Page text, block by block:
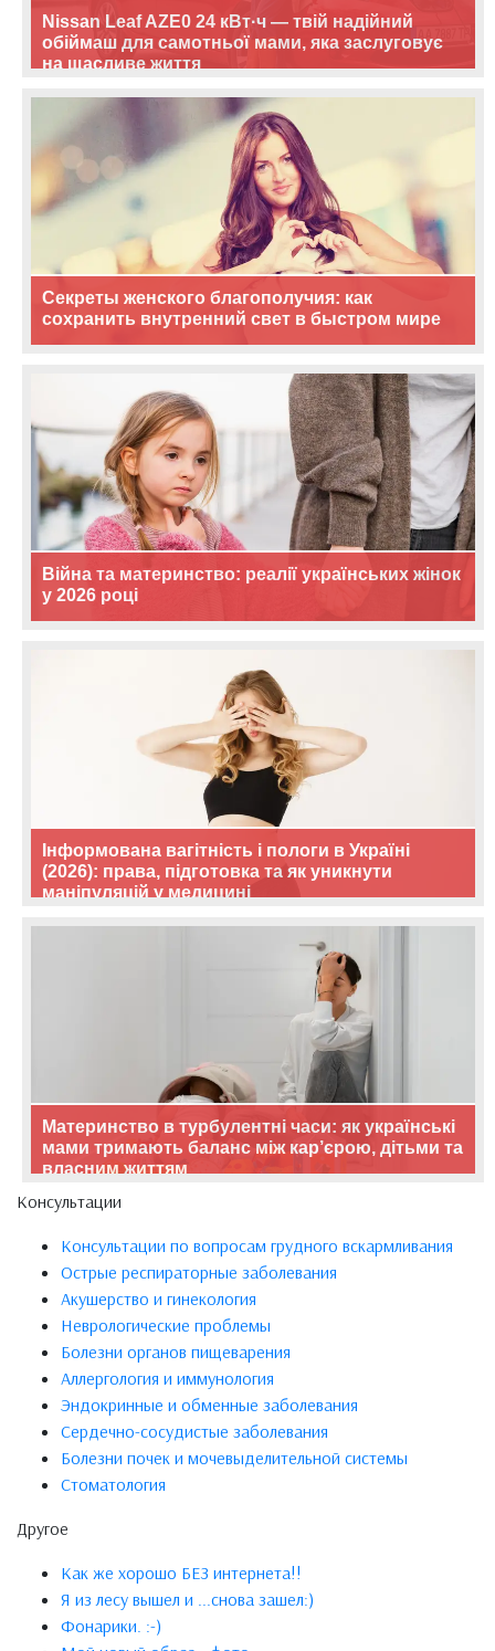
Nissan Leaf AZE0 24 кВт·ч — твій надійний
обіймаш для самотньої мами, яка заслуговує
на щасливе життя
Секреты женского благополучия: как
сохранить внутренний свет в быстром мире
Війна та материнство: реалії українських жінок
у 2026 році
Інформована вагітність і пологи в Україні
(2026): права, підготовка та як уникнути
маніпуляцій у медицині
Материнство в турбулентні часи: як українські
мами тримають баланс між кар’єрою, дітьми та
власним життям
Консультации
Консультации по вопросам грудного вскармливания
Острые респираторные заболевания
Акушерство и гинекология
Неврологические проблемы
Болезни органов пищеварения
Аллергология и иммунология
Эндокринные и обменные заболевания
Сердечно-сосудистые заболевания
Болезни почек и мочевыделительной системы
Стоматология
Другое
Как же хорошо БЕЗ интернета!!
Я из лесу вышел и ...снова зашел:)
Фонарики. :-)